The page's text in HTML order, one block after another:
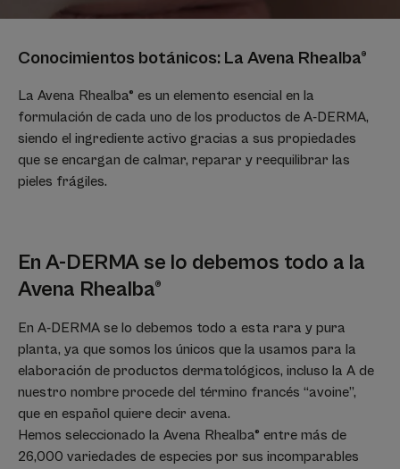
Conocimientos botánicos: La Avena Rhealba®
La Avena Rhealba® es un elemento esencial en la
formulación de cada uno de los productos de A-DERMA,
siendo el ingrediente activo gracias a sus propiedades
que se encargan de calmar, reparar y reequilibrar las
pieles frágiles.
En A-DERMA se lo debemos todo a la
Avena Rhealba®
En A-DERMA se lo debemos todo a esta rara y pura
planta, ya que somos los únicos que la usamos para la
elaboración de productos dermatológicos, incluso la A de
nuestro nombre procede del término francés “avoine”,
que en español quiere decir avena.
Hemos seleccionado la Avena Rhealba® entre más de
26,000 variedades de especies por sus incomparables